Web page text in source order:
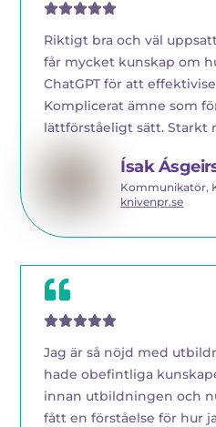
Riktigt bra och väl
får mycket kunskap om
ChatGPT för att
Komplicerat ämne som
lättförståeligt sätt. Starkt
Ísak
Kommunikatör,
knivenpr.se
Jag är så nöjd med
hade obefintliga
innan utbildningen och
fått en förståelse för hur